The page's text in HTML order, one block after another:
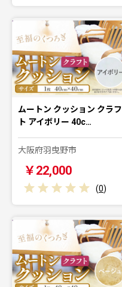
ムートン クッション クラフ
ト アイボリー 40c…
大阪府羽曳野市
￥22,000
(0)